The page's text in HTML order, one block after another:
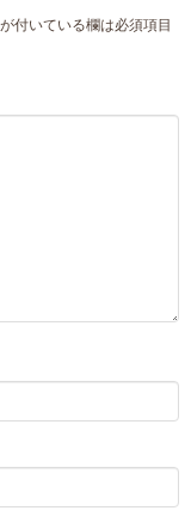
が付いている欄は必須項目